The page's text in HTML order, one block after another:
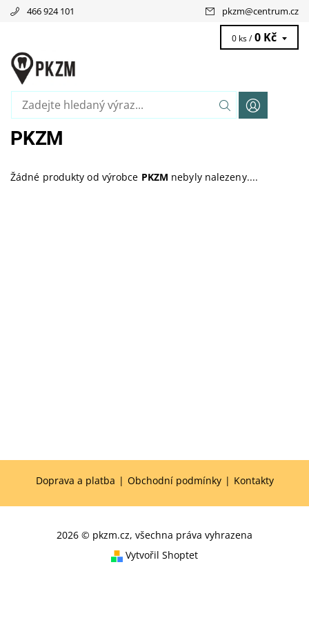
466 924 101 pkzm@centrum.cz
0 ks / 0 Kč
PKZM
Žádné produkty od výrobce PKZM nebyly nalezeny....
Doprava a platba | Obchodní podmínky | Kontakty
2026 © pkzm.cz, všechna práva vyhrazena
Vytvořil Shoptet